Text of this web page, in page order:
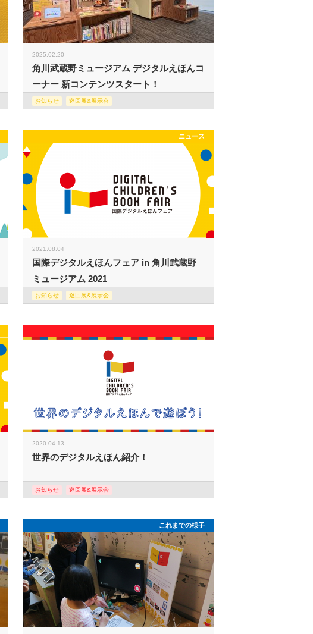
2025.02.20
角川武蔵野ミュージアム デジタルえほんコ
ーナー 新コンテンツスタート！
お知らせ 巡回展&展示会
ニュース
2021.08.04
国際デジタルえほんフェア in 角川武蔵野
ミュージアム 2021
お知らせ 巡回展&展示会
2020.04.13
世界のデジタルえほん紹介！
お知らせ 巡回展&展示会
これまでの様子